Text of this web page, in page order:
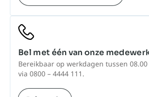
Bel met één van onze
Bereikbaar op werkdagen tussen
via 0800 – 4444 111.